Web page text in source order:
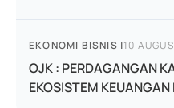
EKONOMI BISNIS |10
OJK : PERDAGANGAN
EKOSISTEM